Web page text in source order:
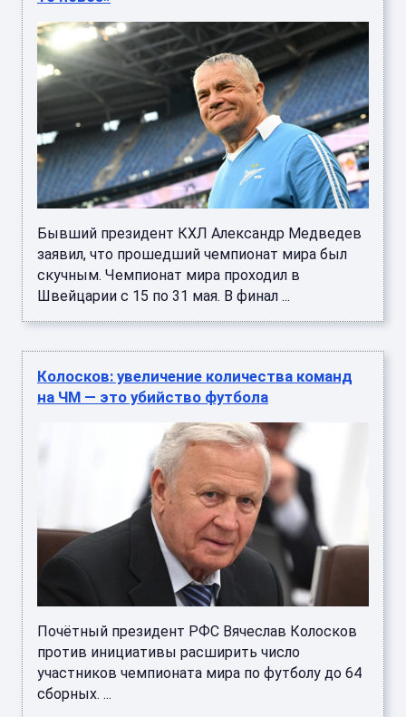
Бывший президент КХЛ Александр Медведев
заявил, что прошедший чемпионат мира был
скучным. Чемпионат мира проходил в
Швейцарии с 15 по 31 мая. В финал ...
Колосков: увеличение количества команд
на ЧМ — это убийство футбола
Почётный президент РФС Вячеслав Колосков
против инициативы расширить число
участников чемпионата мира по футболу до 64
сборных. ...